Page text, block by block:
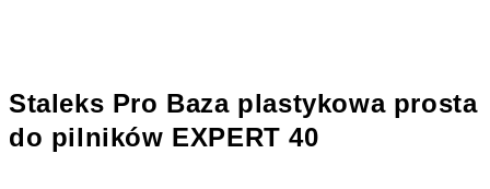
Staleks Pro Baza plastykowa prosta
do pilników EXPERT 40